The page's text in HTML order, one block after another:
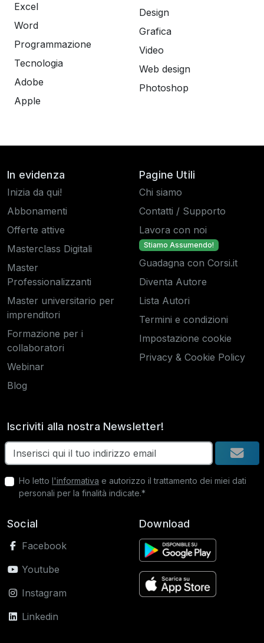
Excel
Word
Programmazione
Tecnologia
Adobe
Apple
Design
Grafica
Video
Web design
Photoshop
In evidenza
Inizia da qui!
Abbonamenti
Offerte attive
Masterclass Digitali
Master
Professionalizzanti
Master universitario per
imprenditori
Formazione per i
collaboratori
Webinar
Blog
Pagine Utili
Chi siamo
Contatti / Supporto
Lavora con noi
Stiamo Assumendo!
Guadagna con Corsi.it
Diventa Autore
Lista Autori
Termini e condizioni
Impostazione cookie
Privacy & Cookie Policy
Iscriviti alla nostra Newsletter!
Ho letto l'informativa e autorizzo il trattamento dei miei dati
personali per la finalità indicate.*
Social
Facebook
Youtube
Instagram
Linkedin
Download